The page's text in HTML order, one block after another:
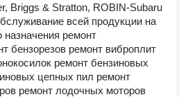
Briggs & Stratton, ROBIN-Subaru
всей продукции на
назначения ремонт
бензорезов ремонт виброплит
ремонт бензиновых
цепных пил ремонт
ремонт лодочных моторов